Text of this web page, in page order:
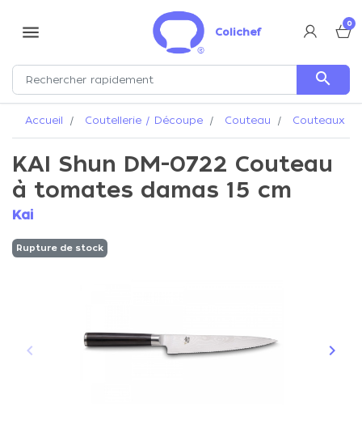
menu Colichef
0
search
Accueil Coutellerie / Découpe Couteau Couteaux
KAI Shun DM-0722 Couteau
à tomates damas 15 cm
Kai
Rupture de stock
Précédent
keyboard_arrow_left keyboard_arrow_right